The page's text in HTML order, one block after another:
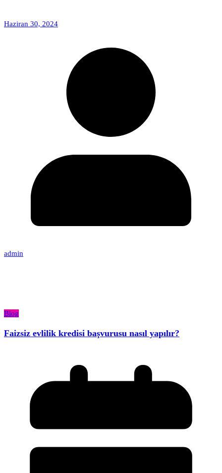
Haziran 30, 2024
admin
Blog
Faizsiz evlilik kredisi başvurusu nasıl yapılır?